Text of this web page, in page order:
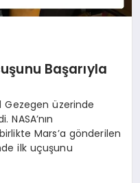
Başarıyla
Gezegen üzerinde
Mars’a gönderilen
ilk uçuşunu